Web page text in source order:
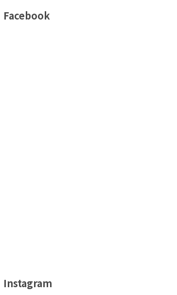
Facebook
Instagram